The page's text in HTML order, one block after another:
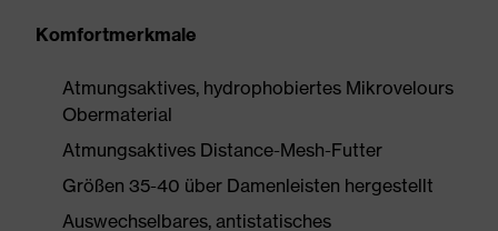
Komfortmerkmale
Atmungsaktives, hydrophobiertes Mikrovelours
Obermaterial
Atmungsaktives Distance-Mesh-Futter
Größen 35-40 über Damenleisten hergestellt
Auswechselbares, antistatisches